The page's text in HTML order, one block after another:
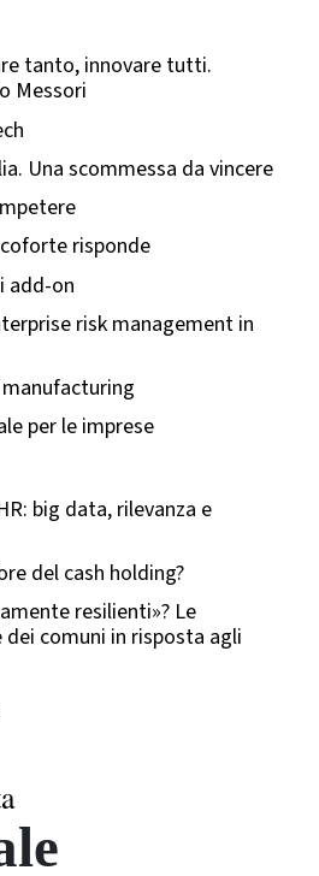
tanto, innovare tutti.
Messori
Una scommessa da vincere
risponde
add-on
risk management in
per le imprese
big data, rilevanza e
del cash holding?
resilienti»? Le
comuni in risposta agli